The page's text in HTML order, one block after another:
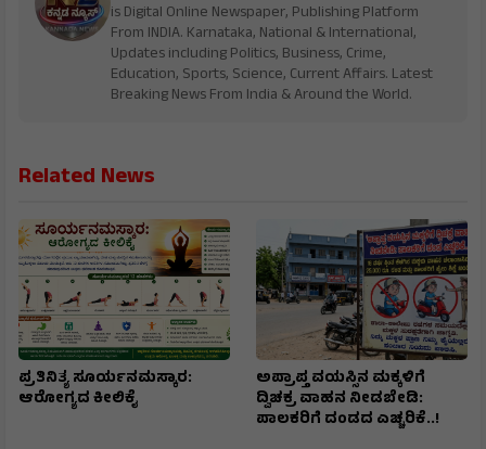
is Digital Online Newspaper, Publishing Platform
From INDIA. Karnataka, National & International,
Updates including Politics, Business, Crime,
Education, Sports, Science, Current Affairs. Latest
Breaking News From India & Around the World.
Related News
ಪ್ರತಿನಿತ್ಯ ಸೂರ್ಯನಮಸ್ಕಾರ:
ಆರೋಗ್ಯದ ಕೀಲಿಕೈ
ಅಪ್ರಾಪ್ತ ವಯಸ್ಸಿನ ಮಕ್ಕಳಿಗೆ
ದ್ವಿಚಕ್ರ ವಾಹನ ನೀಡಬೇಡಿ:
ಪಾಲಕರಿಗೆ ದಂಡದ ಎಚ್ಚರಿಕೆ..!